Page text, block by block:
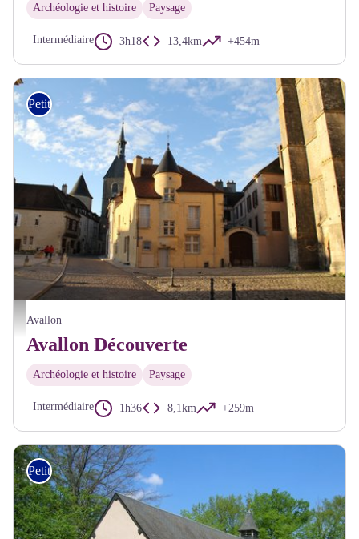
Archéologie et histoire Paysage
Intermédiaire 3h18 13,4km +454m
Avallon Quartier historique - Alain Millot Pnr Morvan
Petite Randonnée
Avallon
Avallon Découverte
Archéologie et histoire Paysage
Intermédiaire 1h36 8,1km +259m
Petite Randonnée